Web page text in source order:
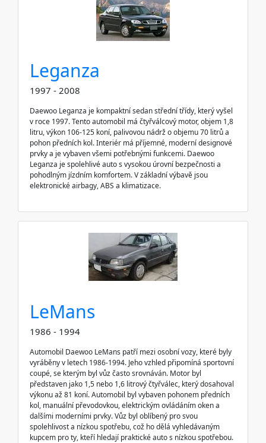
Leganza
1997 - 2008
Daewoo Leganza je kompaktní sedan střední třídy, který vyšel
v roce 1997. Tento automobil má čtyřválcový motor, objem 1,8
litru, výkon 106-125 koní, palivovou nádrž o objemu 70 litrů a
pohon předních kol. Interiér má příjemné, moderní designové
prvky a je vybaven všemi potřebnými funkcemi. Daewoo
Leganza je spolehlivé auto s vysokou úrovní bezpečnosti a
pohodlným jízdním komfortem. V základní výbavě jsou
elektronické airbagy, ABS a klimatizace.
LeMans
1986 - 1994
Automobil Daewoo LeMans patří mezi osobní vozy, které byly
vyráběny v letech 1986-1994. Jeho vzhled připomíná sportovní
coupé, se kterým byl vůz často srovnáván. Motor byl
představen jako 1,5 nebo 1,6 litrový čtyřválec, který dosahoval
výkonu až 81 koní. Automobil byl vybaven pohonem předních
kol, manuální převodovkou, elektrickým ovládáním oken a
dalšími moderními prvky. Vůz byl oblíbený pro svou
spolehlivost a nízkou spotřebu, což ho dělá vyhledávaným
kupcem pro ty, kteří hledají praktické auto s nízkou spotřebou.